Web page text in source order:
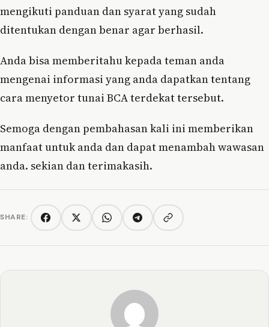
mengikuti panduan dan syarat yang sudah
ditentukan dengan benar agar berhasil.
Anda bisa memberitahu kepada teman anda
mengenai informasi yang anda dapatkan tentang
cara menyetor tunai BCA terdekat tersebut.
Semoga dengan pembahasan kali ini memberikan
manfaat untuk anda dan dapat menambah wawasan
anda. sekian dan terimakasih.
SHARE: FacebookTwitter/XWhatsAppTelegramCopy link